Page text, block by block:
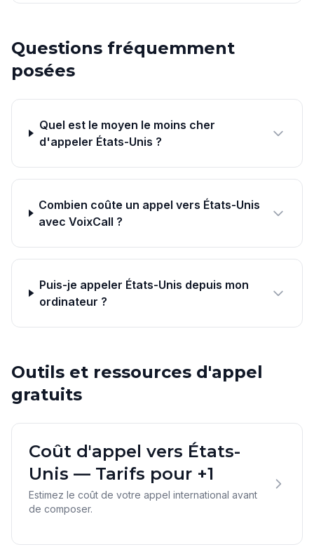
Questions fréquemment
posées
Quel est le moyen le moins cher
d'appeler États-Unis ?
Combien coûte un appel vers États-Unis
avec VoixCall ?
Puis-je appeler États-Unis depuis mon
ordinateur ?
Outils et ressources d'appel
gratuits
Coût d'appel vers États-
Unis — Tarifs pour +1
Estimez le coût de votre appel international avant
de composer.